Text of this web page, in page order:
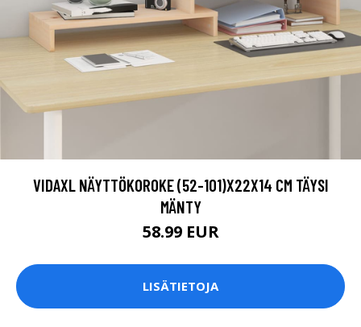
VIDAXL NÄYTTÖKOROKE (52-101)X22X14 CM TÄYSI
MÄNTY
58.99 EUR
LISÄTIETOJA